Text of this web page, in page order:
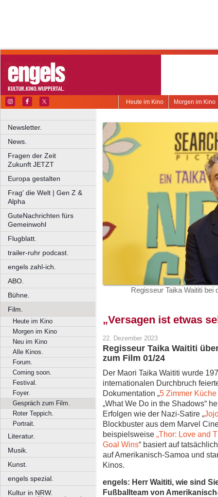
Morgen im Kino
Heute im Kino
Newsletter.
News.
Fragen der Zeit
Zukunft JETZT
Europa gestalten
Frag' die Welt | Gen Z &
Alpha
GuteNachrichten fürs
Gemeinwohl
Flugblatt.
trailer-ruhr podcast.
engels zahl-ich.
ABO.
Bühne.
Film.
Heute im Kino
Morgen im Kino
Neu im Kino
Alle Kinos.
Forum.
Coming soon.
Festival.
Foyer.
Gespräch zum Film.
Roter Teppich.
Portrait.
Literatur.
Musik.
Kunst.
engels spezial.
Kultur in NRW.
Regisseur Taika Waititi bei
„Versagen ist etwas
22. Dezember 2023
Regisseur Taika Waititi
zum Film 01/24
Der Maori Taika Waititi wurde
internationalen Durchbruch
Dokumentation „5 Zimmer
„What We Do in the Shadows“
Erfolgen wie der Nazi-Satire „
Blockbuster aus dem Marvel
beispielsweise „Thor: Love and
Goal Wins“ basiert auf
auf Amerikanisch-Samoa und
Kinos.
engels: Herr Waititi, wie sind
Fußballteam von